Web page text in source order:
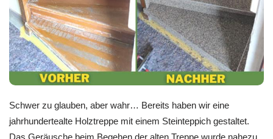
Schwer zu glauben, aber wahr… Bereits haben wir eine
jahrhundertealte Holztreppe mit einem Steinteppich gestaltet.